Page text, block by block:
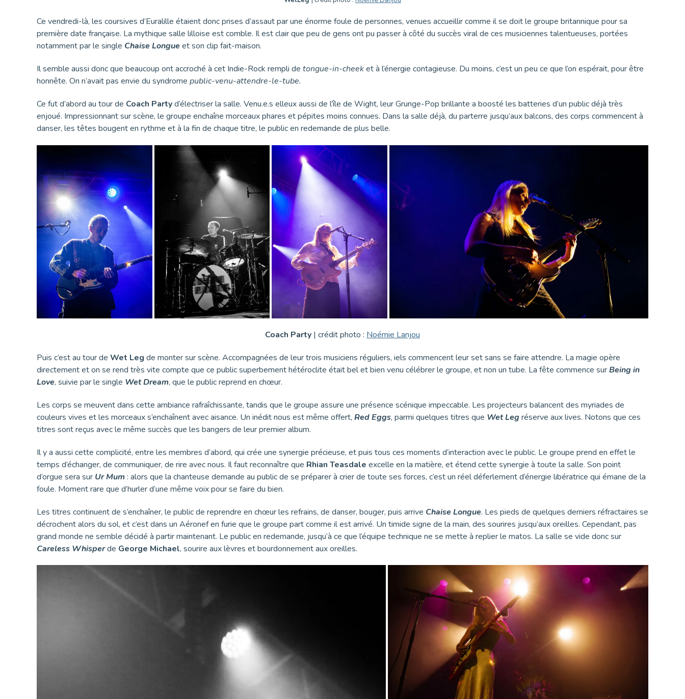
Ce vendredi-là, les coursives d’Euralille étaient donc prises d’assaut par une énorme foule de personnes, venues accueillir comme il se doit le groupe britannique pour sa
première date française. La mythique salle lilloise est comble. Il est clair que peu de gens ont pu passer à côté du succès viral de ces musiciennes talentueuses, portées
notamment par le single Chaise Longueet son clip fait-maison.
Il semble aussi donc que beaucoup ont accroché à cet Indie-Rock rempli de tongue-in-cheeket à l’énergie contagieuse. Du moins, c’est un peu ce que l’on espérait, pour être
honnête. On n’avait pas envie du syndrome public-venu-attendre-le-tube.
Ce fut d’abord au tour de Coach Partyd’électriser la salle. Venu.e.s elleux aussi de l’île de Wight, leur Grunge-Pop brillante a boosté les batteries d’un public déjà très
enjoué. Impressionnant sur scène, le groupe enchaîne morceaux phares et pépites moins connues. Dans la salle déjà, du parterre jusqu’aux balcons, des corps commencent à
danser, les têtes bougent en rythme et à la fin de chaque titre, le public en redemande de plus belle.
Coach Party | crédit photo : Noémie Lanjou
Puis c’est au tour de Wet Leg de monter sur scène. Accompagnées de leur trois musiciens réguliers, iels commencent leur set sans se faire attendre. La magie opère
directement et on se rend très vite compte que ce public superbement hétéroclite était bel et bien venu célébrer le groupe, et non un tube. La fête commence surBeing in
Love, suivie par le single Wet Dream, que le public reprend en chœur.
Les corps se meuvent dans cette ambiance rafraîchissante, tandis que le groupe assure une présence scénique impeccable. Les projecteurs balancent des myriades de
couleurs vives et les morceaux s’enchaînent avec aisance. Un inédit nous est même offert, Red Eggs, parmi quelques titres que Wet Leg réserve aux lives. Notons que ces
titres sont reçus avec le même succès que les bangers de leur premier album.
Il y a aussi cette complicité, entre les membres d’abord, qui crée une synergie précieuse, et puis tous ces moments d’interaction avec le public. Le groupe prend en effet le
temps d’échanger, de communiquer, de rire avec nous. Il faut reconnaître que Rhian Teasdale excelle en la matière, et étend cette synergie à toute la salle. Son point
d’orgue sera sur Ur Mum: alors que la chanteuse demande au public de se préparer à crier de toute ses forces, c’est un réel déferlement d’énergie libératrice qui émane de la
foule. Moment rare que d’hurler d’une même voix pour se faire du bien.
Les titres continuent de s’enchaîner, le public de reprendre en chœur les refrains, de danser, bouger, puis arrive Chaise Longue. Les pieds de quelques derniers réfractaires se
décrochent alors du sol, et c’est dans un Aéronef en furie que le groupe part comme il est arrivé. Un timide signe de la main, des sourires jusqu’aux oreilles. Cependant, pas
grand monde ne semble décidé à partir maintenant. Le public en redemande, jusqu’à ce que l’équipe technique ne se mette à replier le matos. La salle se vide donc sur
Careless Whisperde George Michael, sourire aux lèvres et bourdonnement aux oreilles.